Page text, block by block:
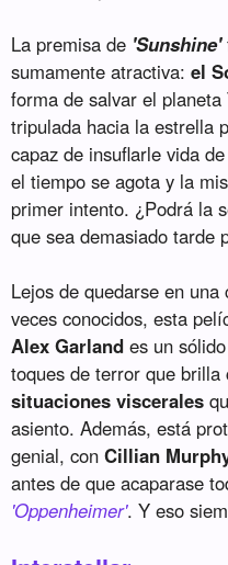
La premisa de 'Sunshine'
sumamente atractiva:el
forma de salvar el
tripulada hacia la estrella
capaz de insuflarle vida
el tiempo se agota y la
primer intento. ¿Podrá la
que sea demasiado tarde
Lejos de quedarse en
veces conocidos, esta
Alex Garland es un
toques de terror que
situaciones viscerales
asiento. Además, está
genial, conCillian
antes de que acaparase
'Oppenheimer'. Y eso